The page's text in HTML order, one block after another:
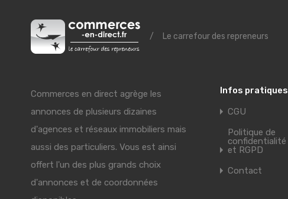
/ Le carrefour des repreneurs
Commerces en direct agrège les
annonces de plusieurs dizaines
d'agences et réseaux immobiliers mais
aussi des particuliers. Vous est ainsi
offert l'un des plus grands choix
d'annonces et de coordonnées
Infos pratiques
CGU
Politique de
confidentialité
et RGPD
Contact